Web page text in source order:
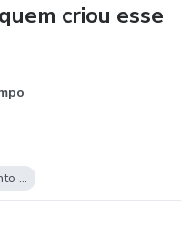
criou esse
Desenvolvimento Pessoal